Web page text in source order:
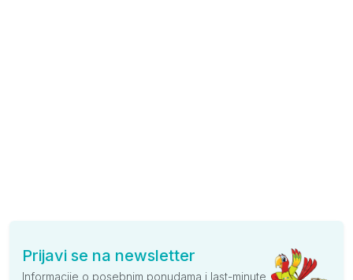
Prijavi se na newsletter
Informacije o posebnim ponudama i last-minute